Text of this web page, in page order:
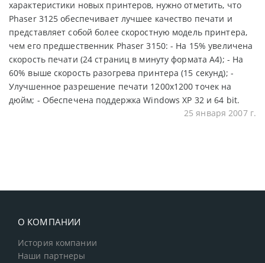
характеристики новых принтеров, нужно отметить, что
Phaser 3125 обеспечивает лучшее качество печати и
представляет собой более скоростную модель принтера,
чем его предшественник Phaser 3150: - На 15% увеличена
скорость печати (24 страниц в минуту формата А4); - На
60% выше скорость разогрева принтера (15 секунд); -
Улучшенное разрешение печати 1200х1200 точек на
дюйм; - Обеспечена поддержка Windows XP 32 и 64 bit.
25 января 2007 г.
О КОМПАНИИ
История компании
Наши партнеры